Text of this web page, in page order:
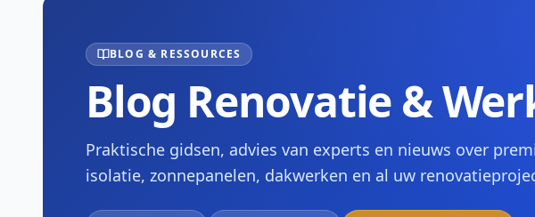
BLOG & RESSOURCES
Blog Renovatie &
Praktische gidsen, advies van experts en nieuws over
isolatie, zonnepanelen, dakwerken en al uw